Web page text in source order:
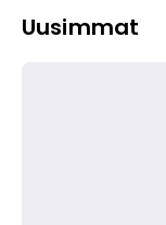
Uusimmat